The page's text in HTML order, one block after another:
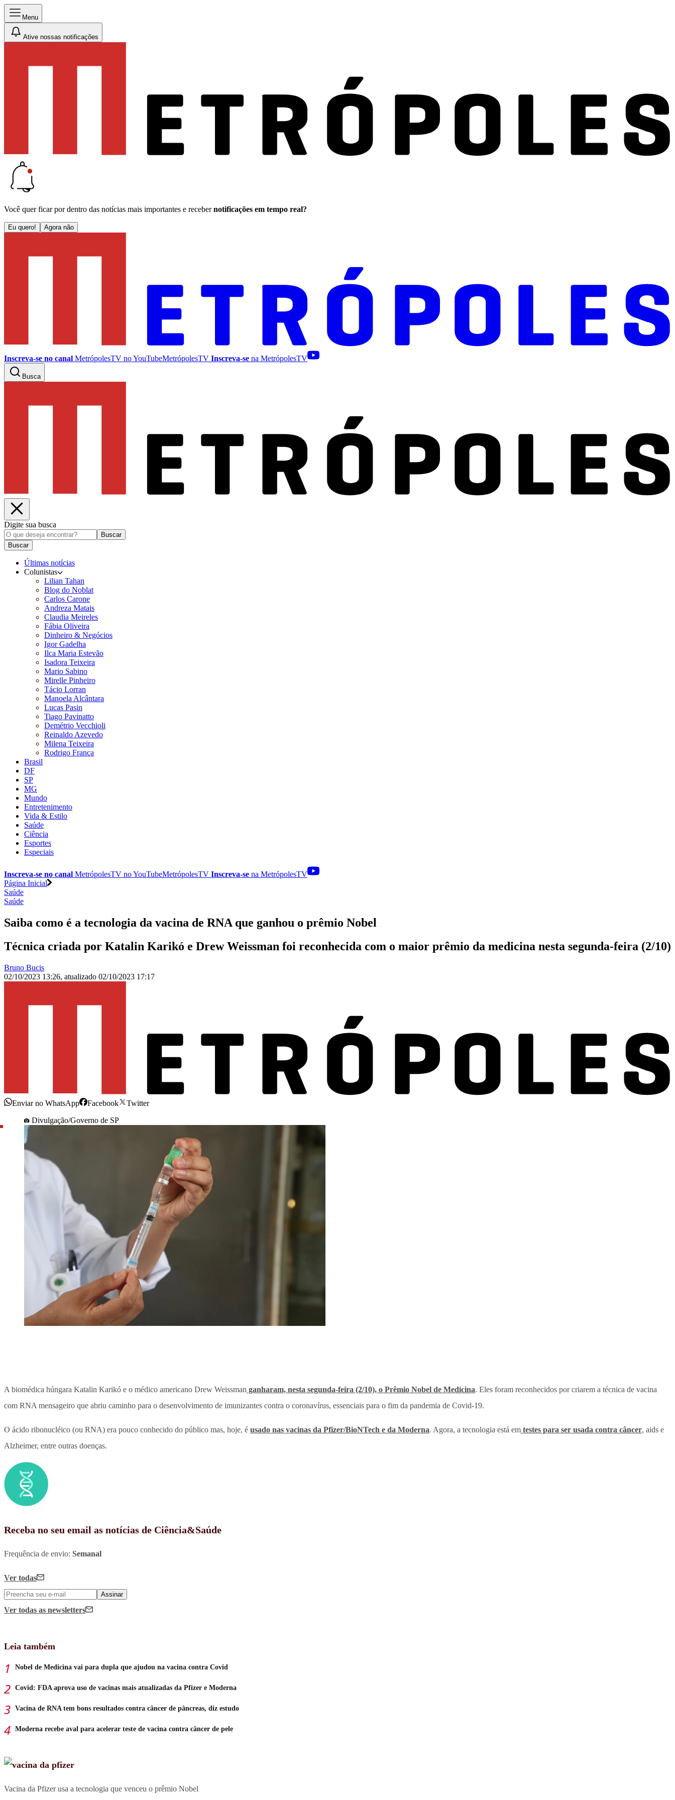
Menu
Ative nossas notificações
Você quer ficar por dentro das notícias mais importantes e receber notificações em tempo real?
Eu quero! Agora não
Inscreva-se no canal MetrópolesTV noYouTubeMetrópolesTV Inscreva-se na MetrópolesTV
Busca
Digite sua busca
Buscar
Buscar
Últimas notícias
Colunistas
Lilian Tahan
Blog do Noblat
Carlos Carone
Andreza Matais
Claudia Meireles
Fábia Oliveira
Dinheiro & Negócios
Igor Gadelha
Ilca Maria Estevão
Isadora Teixeira
Mario Sabino
Mirelle Pinheiro
Tácio Lorran
Manoela Alcântara
Lucas Pasin
Tiago Pavinatto
Demétrio Vecchioli
Reinaldo Azevedo
Milena Teixeira
Rodrigo França
Brasil
DF
SP
MG
Mundo
Entretenimento
Vida & Estilo
Saúde
Ciência
Esportes
Especiais
Inscreva-se no canal MetrópolesTV noYouTubeMetrópolesTV Inscreva-se na MetrópolesTV
Página Inicial
Saúde
Saúde
Saiba como é a tecnologia da vacina de RNA que ganhou o prêmio Nobel
Técnica criada por Katalin Karikó e Drew Weissman foi reconhecida com o maior prêmio da medicina nesta segunda-feira (2/10)
Bruno Bucis
02/10/2023 13:26, atualizado 02/10/2023 17:17
Enviar no WhatsApp Facebook
Twitter
Divulgação/Governo de SP
A biomédica húngara Katalin Karikó e o médico americano Drew Weissman ganharam, nesta segunda-feira (2/10), o Prêmio Nobel de Medicina. Eles foram reconhecidos por criarem a técnica de vacina
com RNA mensageiro que abriu caminho para o desenvolvimento de imunizantes contra o coronavírus, essenciais para o fim da pandemia de Covid-19.
O ácido ribonucléico (ou RNA) era pouco conhecido do público mas, hoje, é usado nas vacinas da Pfizer/BioNTech e da Moderna. Agora, a tecnologia está em testes para ser usada contra câncer, aids e
Alzheimer, entre outras doenças.
Receba no seu email as notícias de Ciência&Saúde
Frequência de envio: Semanal
Ver todas
Assinar
Ver todas as newsletters
Leia também
Nobel de Medicina vai para dupla que ajudou na vacina contra Covid
Covid: FDA aprova uso de vacinas mais atualizadas da Pfizer e Moderna
Vacina de RNA tem bons resultados contra câncer de pâncreas, diz estudo
Moderna recebe aval para acelerar teste de vacina contra câncer de pele
Vacina da Pfizer usa a tecnologia que venceu o prêmio Nobel